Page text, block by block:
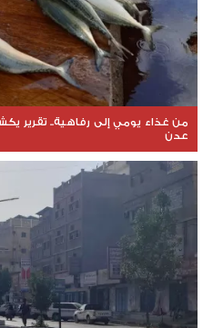
من غذاء يومي إلى رفاهية.. تقرير
عدن